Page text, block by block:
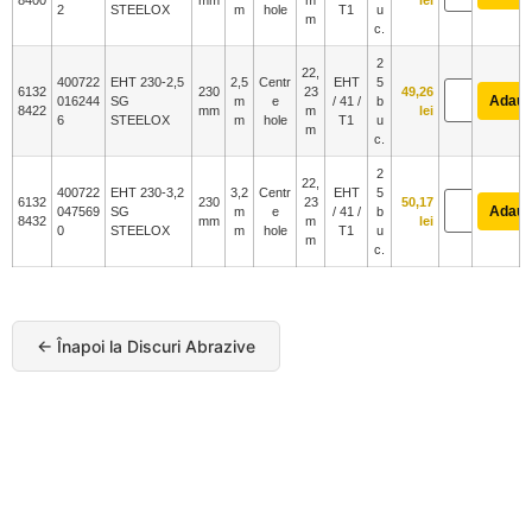
2
STEELOX
m
hole
m
T1
u
c.
6132
8422
400722
016244
6
EHT 230-2,5
SG
STEELOX
230
mm
2,5
m
m
Centr
e
hole
22,
23
m
m
EHT
/ 41 /
T1
2
5
b
u
c.
49,26
lei
6132
8432
400722
047569
0
EHT 230-3,2
SG
STEELOX
230
mm
3,2
m
m
Centr
e
hole
22,
23
m
m
EHT
/ 41 /
T1
2
5
b
u
c.
50,17
lei
← Înapoi la Discuri Abrazive